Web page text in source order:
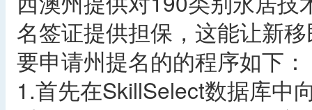
名签证提供担保，这能让新
要申请州提名的的程序如下：
1.首先在SkillSelect数据库中